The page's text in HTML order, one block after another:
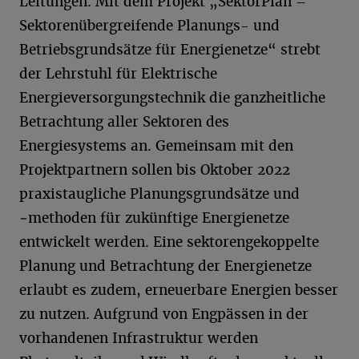
Sektorenübergreifende Planungs- und
Betriebsgrundsätze für Energienetze“ strebt
der Lehrstuhl für Elektrische
Energieversorgungstechnik die ganzheitliche
Betrachtung aller Sektoren des
Energiesystems an. Gemeinsam mit den
Projektpartnern sollen bis Oktober 2022
praxistaugliche Planungsgrundsätze und
‑methoden für zukünftige Energienetze
entwickelt werden. Eine sektorengekoppelte
Planung und Betrachtung der Energienetze
erlaubt es zudem, erneuerbare Energien besser
zu nutzen. Aufgrund von Engpässen in der
vorhandenen Infrastruktur werden